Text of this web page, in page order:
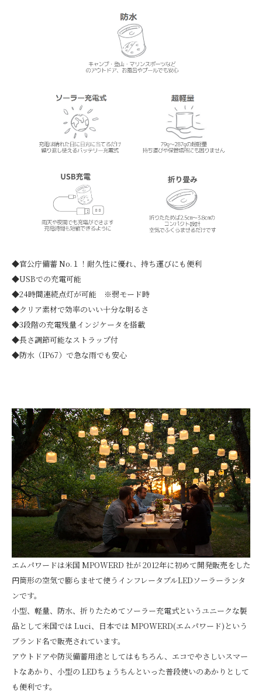
◆官公庁備蓄 No.１！耐久性に優れ、持ち運びにも便利
◆USBでの充電可能
◆24時間連続点灯が可能
※弱モード時
◆クリア素材で効率のいい十分な明るさ
◆3段階の充電残量インジケータを搭載
◆長さ調節可能なストラップ付
◆防水（IP67）で急な雨でも安心
エムパワードは米国 MPOWERD 社が 2012年に初めて開発販売をした
円筒形の空気で膨らませて使うインフレータブルLEDソーラーランタ
ンです。
小型、軽量、防水、折りたためてソーラー充電式というユニークな製
品として米国では Luci、日本では MPOWERD(エムパワード)という
ブランド名で販売されています。
アウトドアや防災備蓄用途としてはもちろん、エコでやさしいスマー
トなあかり、小型の LEDちょうちんといった普段使いのあかりとして
も便利です。